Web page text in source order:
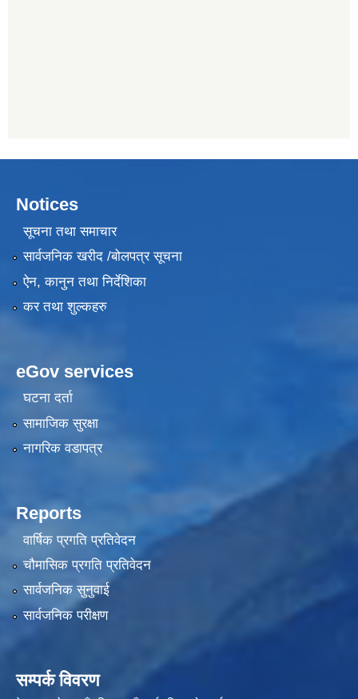
Notices
सूचना तथा समाचार
सार्वजनिक खरीद /बोलपत्र सूचना
ऐन, कानुन तथा निर्देशिका
कर तथा शुल्कहरु
eGov services
घटना दर्ता
सामाजिक सुरक्षा
नागरिक वडापत्र
Reports
वार्षिक प्रगति प्रतिवेदन
चौमासिक प्रगति प्रतिवेदन
सार्वजनिक सुनुवाई
सार्वजनिक परीक्षण
सम्पर्क विवरण